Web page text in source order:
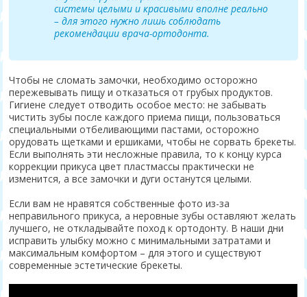
системы целыми и красивыми вполне реально
– для этого нужно лишь соблюдать
рекомендации врача-ортодонта.
Чтобы не сломать замочки, необходимо осторожно
пережевывать пищу и отказаться от грубых продуктов.
Гигиене следует отводить особое место: не забывать
чистить зубы после каждого приема пищи, пользоваться
специальными отбеливающими пастами, осторожно
орудовать щетками и ершиками, чтобы не сорвать брекеты.
Если выполнять эти несложные правила, то к концу курса
коррекции прикуса цвет пластмассы практически не
изменится, а все замочки и дуги останутся целыми.
Если вам не нравятся собственные фото из-за
неправильного прикуса, а неровные зубы оставляют желать
лучшего, не откладывайте поход к ортодонту. В наши дни
исправить улыбку можно с минимальными затратами и
максимальным комфортом – для этого и существуют
современные эстетические брекеты.